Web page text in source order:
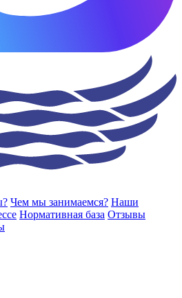
Чем мы занимаемся? Наши
Нормативная база Отзывы